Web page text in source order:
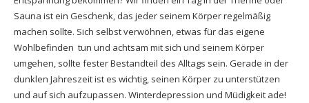
Sauna ist ein Geschenk, das jeder seinem Körper regelmäßig
machen sollte. Sich selbst verwöhnen, etwas für das eigene
Wohlbefinden tun und achtsam mit sich und seinem Körper
umgehen, sollte fester Bestandteil des Alltags sein. Gerade in der
dunklen Jahreszeit ist es wichtig, seinen Körper zu unterstützen
und auf sich aufzupassen. Winterdepression und Müdigkeit ade!